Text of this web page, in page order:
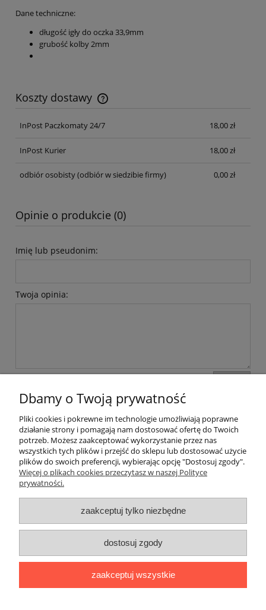
Dane techniczne:
długość igły do oczka 33,9mm
grubość kolby 2mm
Koszty dostawy
Cena nie zawiera ewentualnych kosztów płatności
InPost Paczkomaty 24/7
18,00 zł
InPost Kurier 18,00 zł
odbiór osobisty(odbiór w siedzibie firmy) 0,00 zł
Opinie o produkcie (0)
Imię lub pseudonim:
Twoja opinia:
Pomoc
Moje konto
Informacje
O nas
Sklep internetowy Ago Maszyny | ul. Pomorska 31, 50-216
Wrocław |agomaszyny@gmail.com|501 358 235| NIP:
Dbamy o Twoją prywatność
Pliki cookies i pokrewne im technologie umożliwiają poprawne
działanie strony i pomagają nam dostosować ofertę do Twoich
potrzeb. Możesz zaakceptować wykorzystanie przez nas
wszystkich tych plików i przejść do sklepu lub dostosować użycie
plików do swoich preferencji, wybierając opcję "Dostosuj zgody".
Więcej o plikach cookies przeczytasz w naszej Polityce
prywatności.
zaakceptuj tylko niezbędne
dostosuj zgody
zaakceptuj wszystkie